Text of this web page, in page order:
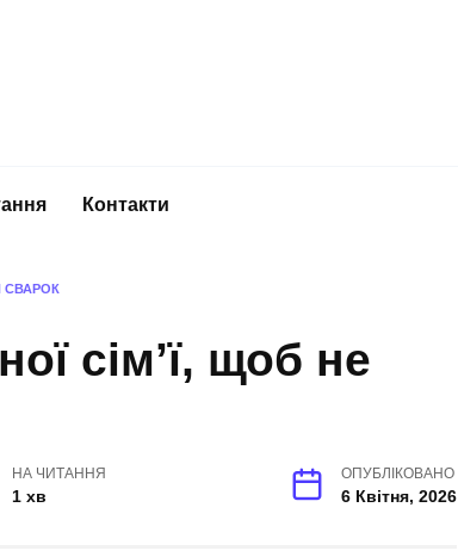
Контакти
СВАРОК
сім’ї, щоб не
НА ЧИТАННЯ
1 хв
ОПУБЛІКОВАНО
6 Квітня, 2026